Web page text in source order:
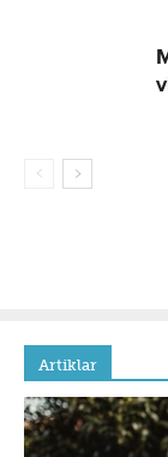
Artiklar